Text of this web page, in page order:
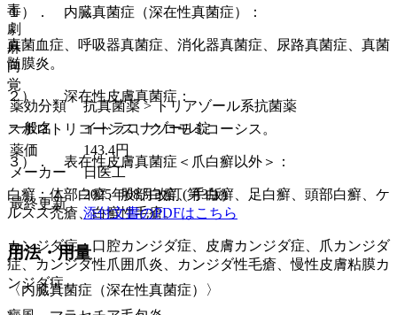
１）． 内臓真菌症（深在性真菌症）：
真菌血症、呼吸器真菌症、消化器真菌症、尿路真菌症、真菌
髄膜炎。
２）． 深在性皮膚真菌症：
スポロトリコーシス、クロモミコーシス。
３）． 表在性皮膚真菌症＜爪白癬以外＞：
白癬：体部白癬、股部白癬、手白癬、足白癬、頭部白癬、ケ
ルスス禿瘡、白癬性毛瘡。
カンジダ症：口腔カンジダ症、皮膚カンジダ症、爪カンジダ
症、カンジダ性爪囲爪炎、カンジダ性毛瘡、慢性皮膚粘膜カ
ンジダ症。
毒
劇
麻
向
覚
薬効分類
抗真菌薬 > トリアゾール系抗菌薬
一般名
イトラコナゾール錠
薬価
143.4円
メーカー
日医工
最終更新
2025年08月改訂(第3版)
添付文書のPDFはこちら
用法・用量
〈内臓真菌症（深在性真菌症）〉